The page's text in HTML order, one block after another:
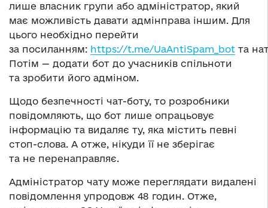
лише власник групи або адміністратор, який
має можливість давати адмінправа іншим. Для
цього необхідно перейти
за посиланням: https://t.me/UaAntiSpam_bot та
Потім — додати бот до учасників спільноти
та зробити його адміном.
Щодо безпечності чат-боту, то розробники
повідомляють, що бот лише опрацьовує
інформацію та видаляє ту, яка містить певні
стоп-слова. А отже, нікуди її не зберігає
та не перенаправляє.
Адміністратор чату може переглядати видалені
повідомлення упродовж 48 годин. Отже,